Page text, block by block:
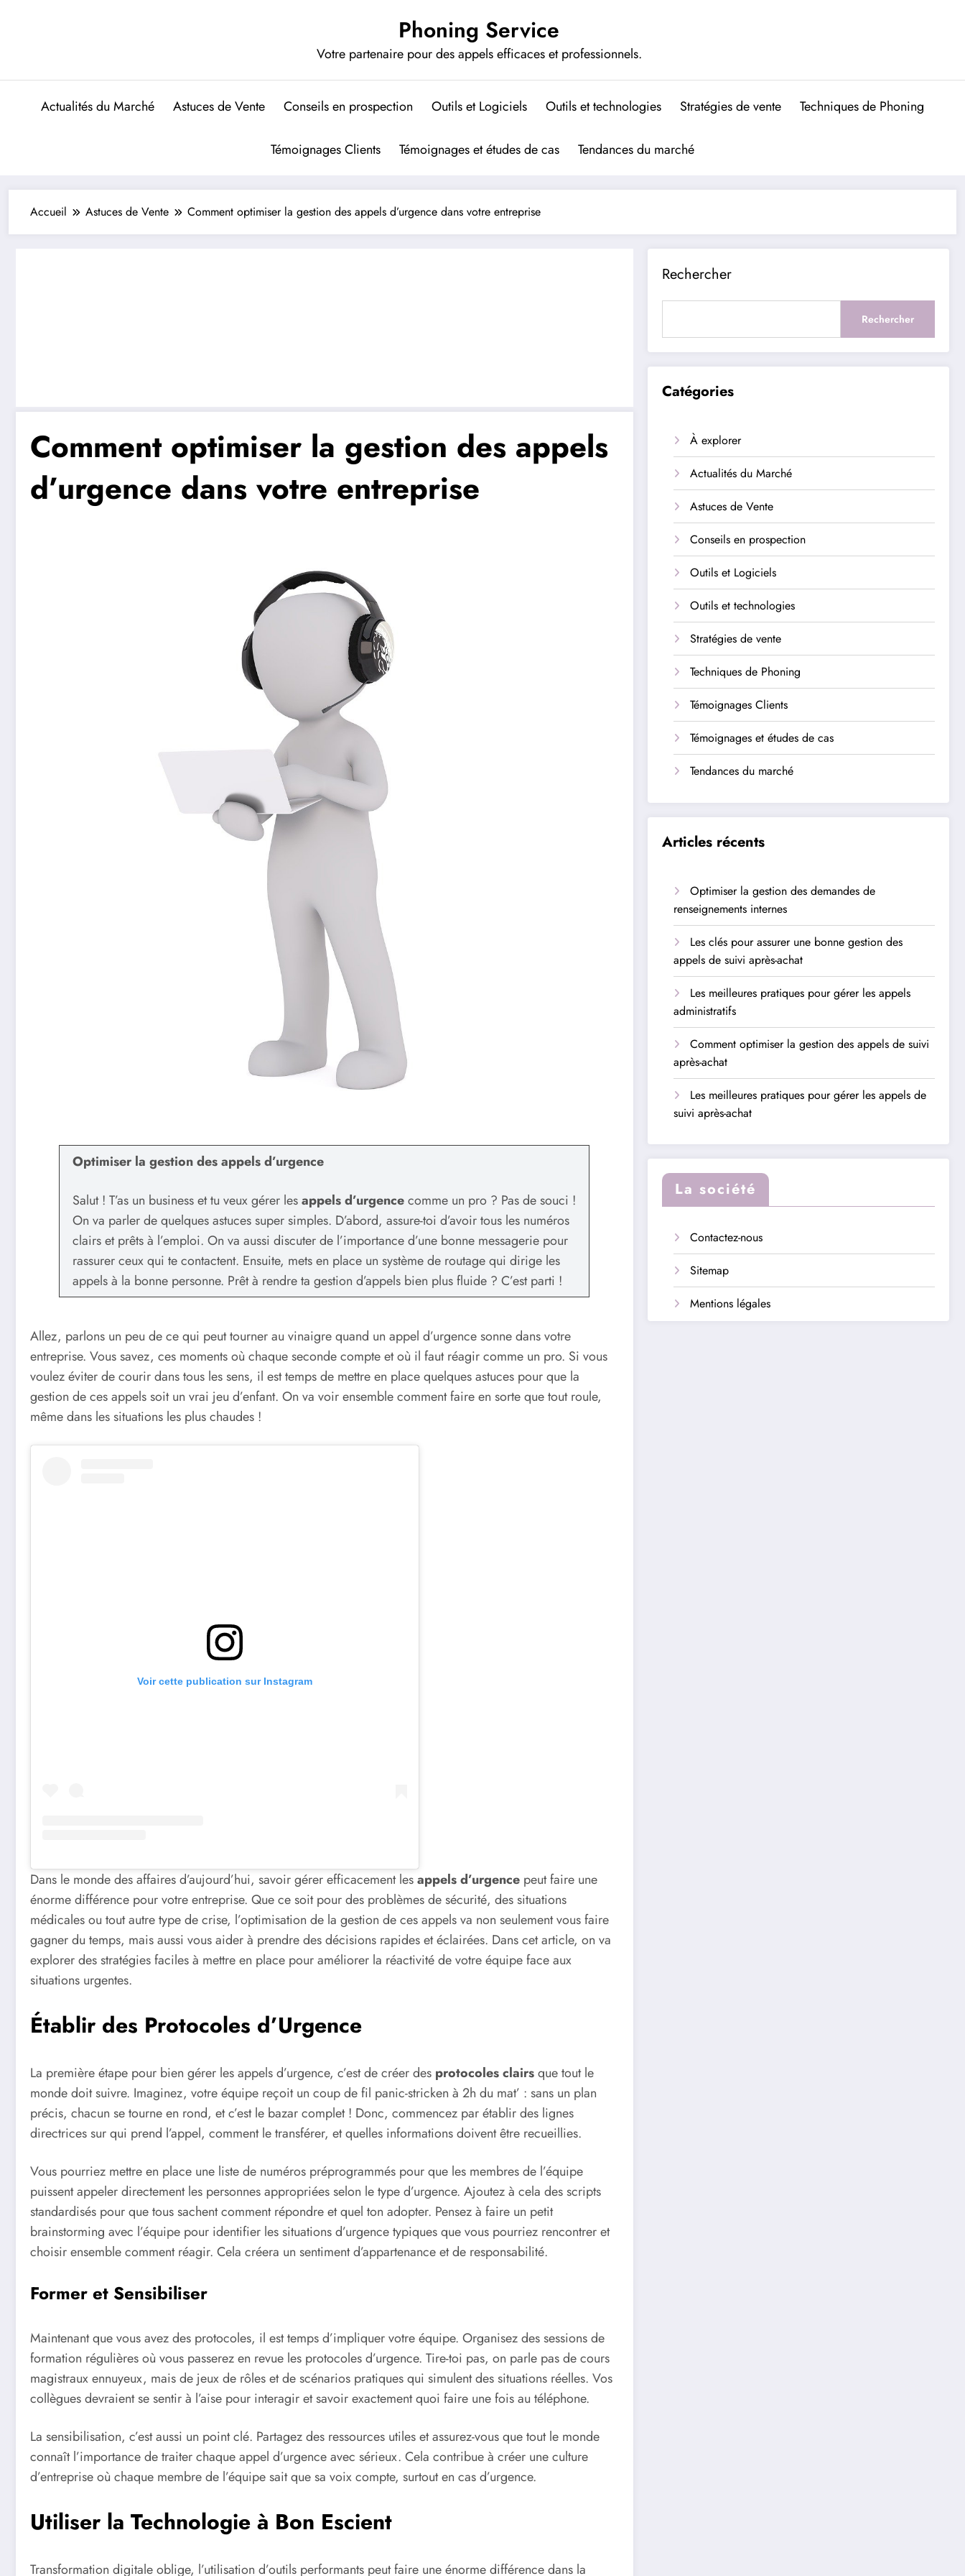
Phoning Service
Votre partenaire pour des appels efficaces et professionnels.
Actualités du Marché Astuces de Vente Conseils en prospection Outils et Logiciels Outils et technologies Stratégies de vente Techniques de Phoning
Témoignages Clients Témoignages et études de cas Tendances du marché
Accueil Astuces de Vente Comment optimiser la gestion des appels d’urgence dans votre entreprise
Comment optimiser la gestion des appels
d’urgence dans votre entreprise
Optimiser la gestion des appels d’urgence
Salut ! T’as un business et tu veux gérer lesappels d’urgencecomme un pro ? Pas de souci !
On va parler de quelques astuces super simples. D’abord, assure-toi d’avoir tous les numéros
clairs et prêts à l’emploi. On va aussi discuter de l’importance d’une bonne messagerie pour
rassurer ceux qui te contactent. Ensuite, mets en place un système de routage qui dirige les
appels à la bonne personne. Prêt à rendre ta gestion d’appels bien plus fluide ? C’est parti !
Allez, parlons un peu de ce qui peut tourner au vinaigre quand un appel d’urgence sonne dans votre
entreprise. Vous savez, ces moments où chaque seconde compte et où il faut réagir comme un pro. Si vous
voulez éviter de courir dans tous les sens, il est temps de mettre en place quelques astuces pour que la
gestion de ces appels soit un vrai jeu d’enfant. On va voir ensemble comment faire en sorte que tout roule,
même dans les situations les plus chaudes !
Voir cette publication sur Instagram
Dans le monde des affaires d’aujourd’hui, savoir gérer efficacement lesappels d’urgence peut faire une
énorme différence pour votre entreprise. Que ce soit pour des problèmes de sécurité, des situations
médicales ou tout autre type de crise, l’optimisation de la gestion de ces appels va non seulement vous faire
gagner du temps, mais aussi vous aider à prendre des décisions rapides et éclairées. Dans cet article, on va
explorer des stratégies faciles à mettre en place pour améliorer la réactivité de votre équipe face aux
situations urgentes.
Établir des Protocoles d’Urgence
La première étape pour bien gérer les appels d’urgence, c’est de créer des protocoles clairsque tout le
monde doit suivre. Imaginez, votre équipe reçoit un coup de fil panic-stricken à 2h du mat’ : sans un plan
précis, chacun se tourne en rond, et c’est le bazar complet ! Donc, commencez par établir des lignes
directrices sur qui prend l’appel, comment le transférer, et quelles informations doivent être recueillies.
Vous pourriez mettre en place une liste de numéros préprogrammés pour que les membres de l’équipe
puissent appeler directement les personnes appropriées selon le type d’urgence. Ajoutez à cela des scripts
standardisés pour que tous sachent comment répondre et quel ton adopter. Pensez à faire un petit
brainstorming avec l’équipe pour identifier les situations d’urgence typiques que vous pourriez rencontrer et
choisir ensemble comment réagir. Cela créera un sentiment d’appartenance et de responsabilité.
Former et Sensibiliser
Maintenant que vous avez des protocoles, il est temps d’impliquer votre équipe. Organisez des sessions de
formation régulières où vous passerez en revue les protocoles d’urgence. Tire-toi pas, on parle pas de cours
magistraux ennuyeux, mais de jeux de rôles et de scénarios pratiques qui simulent des situations réelles. Vos
collègues devraient se sentir à l’aise pour interagir et savoir exactement quoi faire une fois au téléphone.
La sensibilisation, c’est aussi un point clé. Partagez des ressources utiles et assurez-vous que tout le monde
connaît l’importance de traiter chaque appel d’urgence avec sérieux. Cela contribue à créer une culture
d’entreprise où chaque membre de l’équipe sait que sa voix compte, surtout en cas d’urgence.
Utiliser la Technologie à Bon Escient
Transformation digitale oblige, l’utilisation d’outils performants peut faire une énorme différence dans la
Rechercher
Rechercher
Catégories
À explorer
Actualités du Marché
Astuces de Vente
Conseils en prospection
Outils et Logiciels
Outils et technologies
Stratégies de vente
Techniques de Phoning
Témoignages Clients
Témoignages et études de cas
Tendances du marché
Articles récents
Optimiser la gestion des demandes de
renseignements internes
Les clés pour assurer une bonne gestion des
appels de suivi après-achat
Les meilleures pratiques pour gérer les appels
administratifs
Comment optimiser la gestion des appels de suivi
après-achat
Les meilleures pratiques pour gérer les appels de
suivi après-achat
La société
Contactez-nous
Sitemap
Mentions légales